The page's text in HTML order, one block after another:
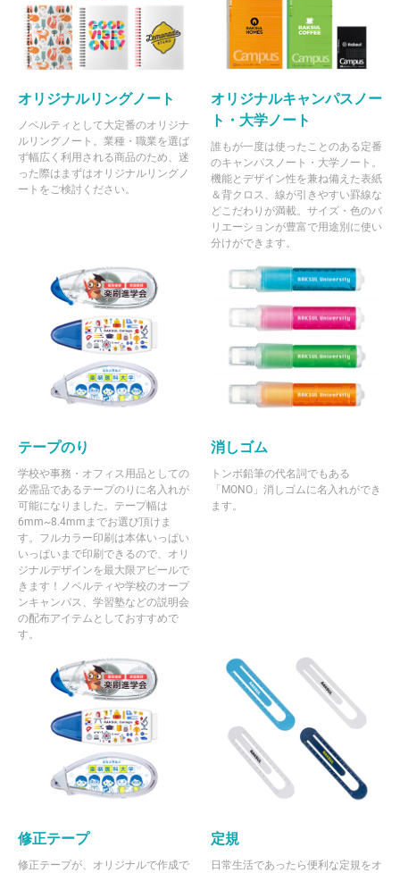
オリジナルリングノート
ノベルティとして大定番のオリジナ
ルリングノート。業種・職業を選ば
ず幅広く利用される商品のため、迷
った際はまずはオリジナルリングノ
ートをご検討ください。
オリジナルキャンパスノー
ト・大学ノート
誰もが一度は使ったことのある定番
のキャンパスノート・大学ノート。
機能とデザイン性を兼ね備えた表紙
＆背クロス、線が引きやすい罫線な
どこだわりが満載。サイズ・色のバ
リエーションが豊富で用途別に使い
分けができます。
テープのり
学校や事務・オフィス用品としての
必需品であるテープのりに名入れが
可能になりました。テープ幅は
6mm~8.4mmまでお選び頂けま
す。フルカラー印刷は本体いっぱい
いっぱいまで印刷できるので、オリ
ジナルデザインを最大限アピールで
きます！ノベルティや学校のオープ
ンキャンパス、学習塾などの説明会
の配布アイテムとしておすすめで
す。
消しゴム
トンボ鉛筆の代名詞でもある
「MONO」消しゴムに名入れができ
ます。
修正テープ
修正テープが、オリジナルで作成で
定規
日常生活であったら便利な定規をオ